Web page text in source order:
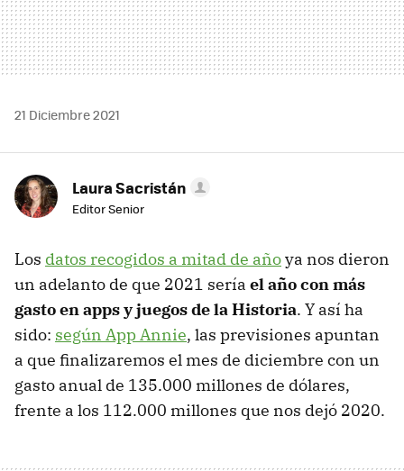
21 Diciembre 2021
Laura Sacristán
Editor Senior
Los datos recogidos a mitad de añoya nos dieron
un adelanto de que 2021 sería el año con más
gasto en apps y juegos de la Historia. Y así ha
sido: según App Annie, las previsiones apuntan
a que finalizaremos el mes de diciembre con un
gasto anual de 135.000 millones de dólares,
frente a los 112.000 millones que nos dejó 2020.